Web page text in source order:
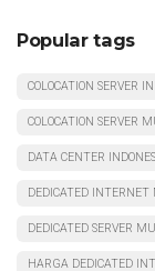
Popular tags
COLOCATION SERVER
COLOCATION SERVER
DATA CENTER
DEDICATED INTERNET
DEDICATED SERVER
HARGA DEDICATED